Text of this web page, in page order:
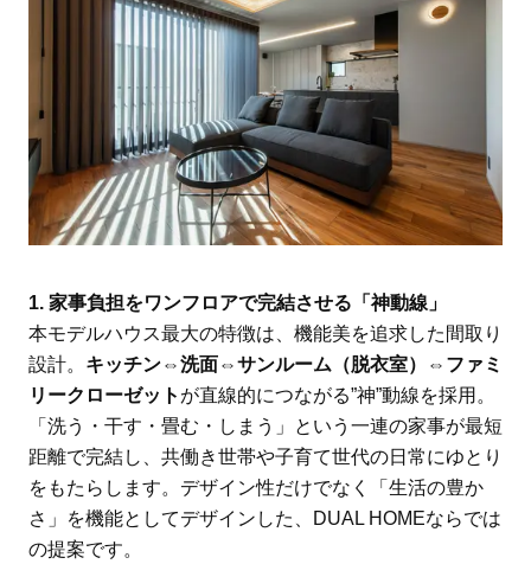
1. 家事負担をワンフロアで完結させる「神動線」
本モデルハウス最大の特徴は、機能美を追求した間取り
設計。 キッチン⇔洗面⇔サンルーム（脱衣室）⇔ファミ
リークローゼット が直線的につながる”神”動線を採用。
「洗う・干す・畳む・しまう」という一連の家事が最短
距離で完結し、共働き世帯や子育て世代の日常にゆとり
をもたらします。デザイン性だけでなく「生活の豊か
さ」を機能としてデザインした、DUAL HOMEならでは
の提案です。